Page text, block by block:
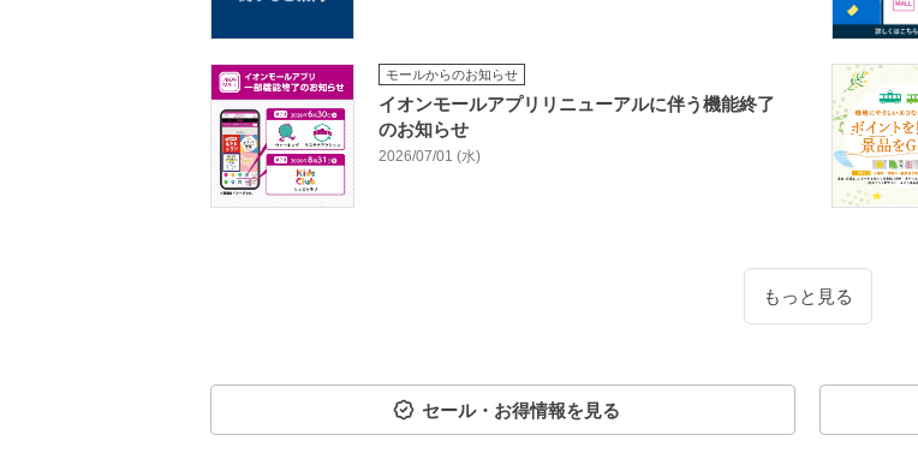
モールからのお知らせ
イオンモールアプリリニューアルに伴う機能終了
のお知らせ
2026/07/01 (水)
もっと見る
セール・お得情報を見る